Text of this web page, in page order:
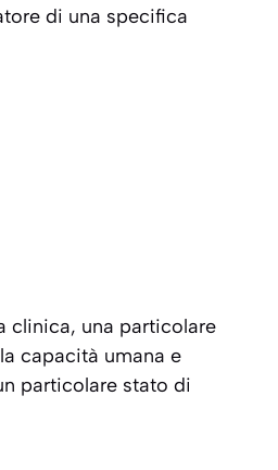
di una specifica
clinica, una particolare
capacità umana e
particolare stato di